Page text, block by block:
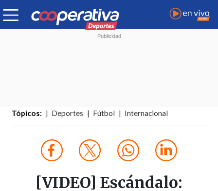
Tópicos: Deportes Fútbol Internacional
[VIDEO] Escándalo: